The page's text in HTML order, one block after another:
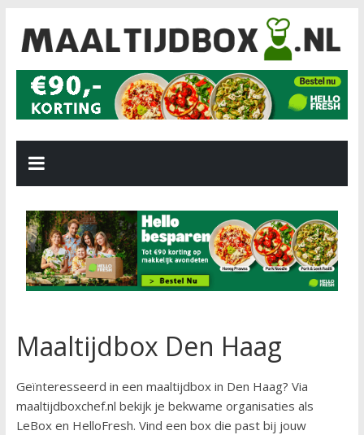
Maaltijdbox Den Haag
Geïnteresseerd in een maaltijdbox in Den Haag? Via
maaltijdboxchef.nl bekijk je bekwame organisaties als
LeBox en HelloFresh. Vind een box die past bij jouw